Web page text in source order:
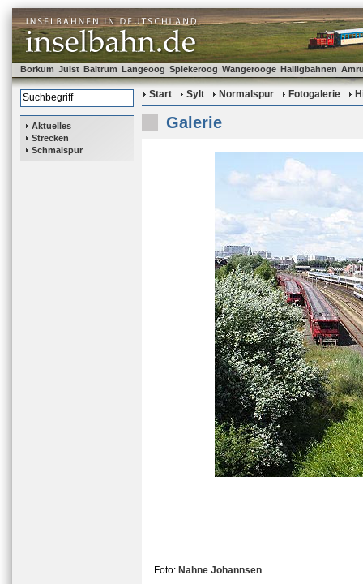
Borkum Juist Baltrum Langeoog Spiekeroog Wangerooge Halligbahnen
Aktuelles
Strecken
Schmalspur
Start Sylt Normalspur Fotogalerie
Galerie
Foto: Nahne Johannsen